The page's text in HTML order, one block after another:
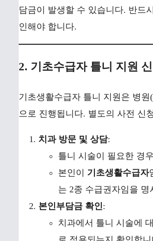
담금이 발생할 수 있습니다. 반드
인해야 합니다.
2. 기초수급자 틀니 지원
기초생활수급자 틀니 지원은 병
으로 진행됩니다. 별도의 사전 신
치과 방문 및 상담:
틀니 시술이 필요한 경
본인이 기초생활수급자
는 2종 수급권자임을 명
본인부담금 확인:
치과에서 틀니 시술에